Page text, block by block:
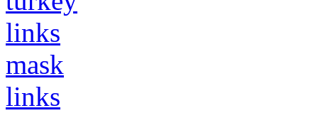
links
mask
links